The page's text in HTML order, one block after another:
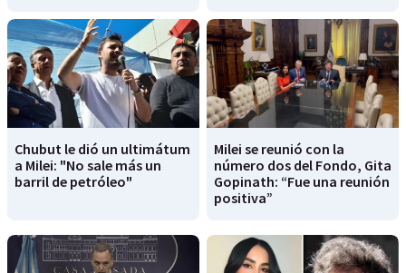
Chubut le dió un ultimátum
a Milei: "No sale más un
barril de petróleo"
Milei se reunió con la
número dos del Fondo, Gita
Gopinath: “Fue una reunión
positiva”